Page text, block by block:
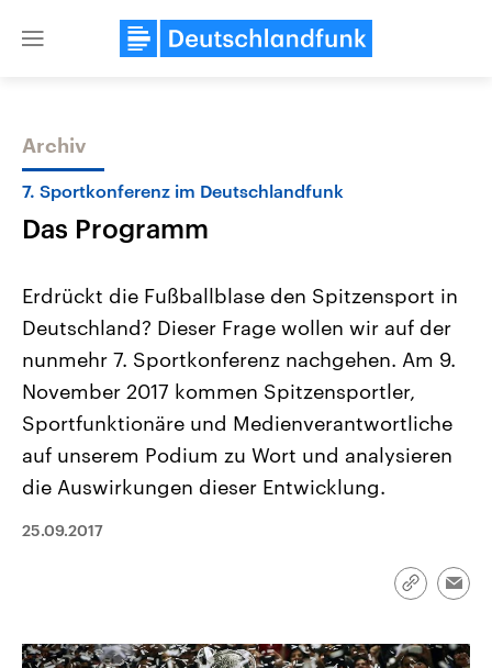
Close
Themen
Landtagswahl Sachsen-Anhalt
2026
Alle Informationen
Sachsen-Anhalt wählt am 6.
September 2026 einen neuen
Bundesland von einer Koalition aus
Umfragen, Prognosen,
Wahlprogramme, aktuelle Berichte
USA
Aktuelle Beiträge,
Hintergründe
Wirtschaftlich und
gehören die Vereinigten
den mächtigsten Ländern
mit großem Einfluss auf
Archiv
7. Sportkonferenz im Deutschlandfunk
Das Programm
Erdrückt die Fußballblase den Spitzensport in
Deutschland? Dieser Frage wollen wir auf der
nunmehr 7. Sportkonferenz nachgehen. Am 9.
November 2017 kommen Spitzensportler,
Sportfunktionäre und Medienverantwortliche
auf unserem Podium zu Wort und analysieren
die Auswirkungen dieser Entwicklung.
25.09.2017
Link